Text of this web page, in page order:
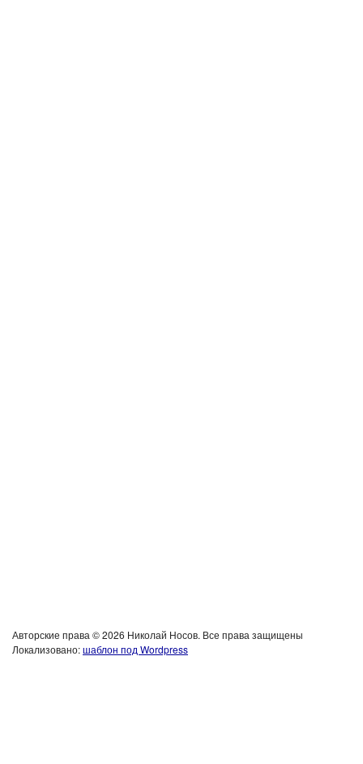
Авторские права © 2026 Николай Носов. Все права защищены
Локализовано:шаблон под Wordpress